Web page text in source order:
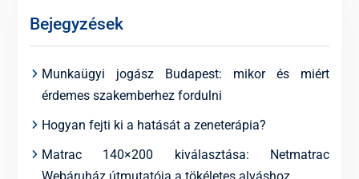
Bejegyzések
Munkaügyi jogász Budapest: mikor és miért
érdemes szakemberhez fordulni
Hogyan fejti ki a hatását a zeneterápia?
Matrac 140×200 kiválasztása: Netmatrac